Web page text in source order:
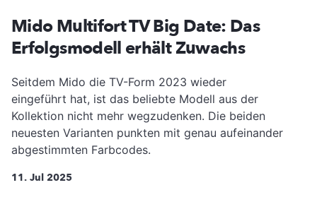
Mido Multifort TV Big Date: Das
Erfolgsmodell erhält Zuwachs
Seitdem Mido die TV-Form 2023 wieder
eingeführt hat, ist das beliebte Modell aus der
Kollektion nicht mehr wegzudenken. Die beiden
neuesten Varianten punkten mit genau aufeinander
abgestimmten Farbcodes.
11. Jul 2025